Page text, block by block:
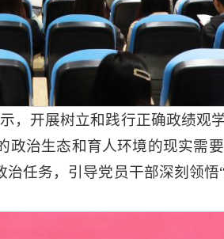
开展树立和践行正确政绩观
治生态和育人环境的现实需
任务，引导党员干部深刻领